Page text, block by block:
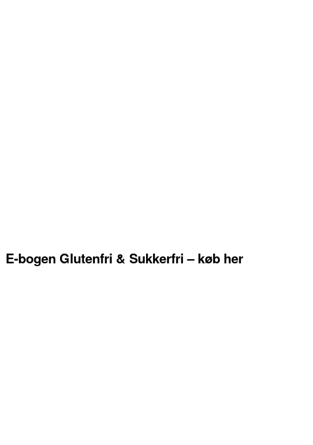
E-bogen Glutenfri & Sukkerfri – køb her